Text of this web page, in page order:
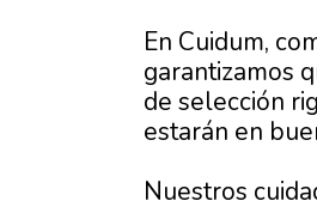
En Cuidum,
garantizamos
de selección
estarán en
Nuestros